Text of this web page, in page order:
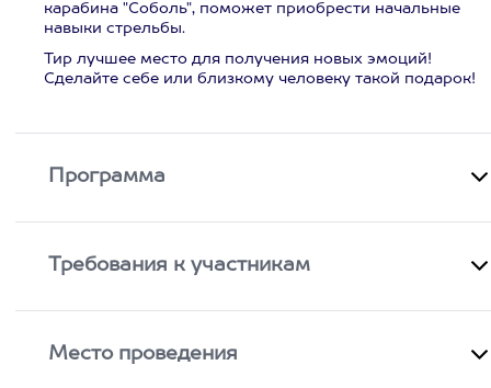
карабина "Соболь", поможет приобрести начальные
навыки стрельбы.
Тир лучшее место для получения новых эмоций!
Сделайте себе или близкому человеку такой подарок!
Программа
Требования к участникам
Место проведения